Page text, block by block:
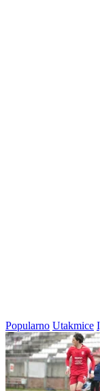
Popularno Utakmice